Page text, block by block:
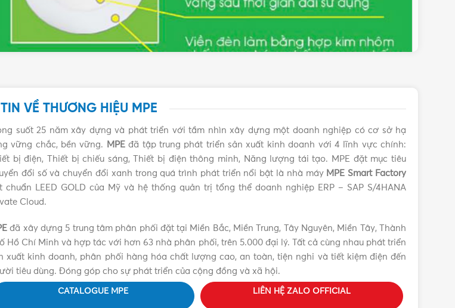
VỀ THƯƠNG HIỆU MPE
suốt 25 năm xây dựng và phát triển với tầm nhìn xây dựng một doanh nghiệp có cơ sở hạ
vững chắc, bền vững.
MPEđã tập trung phát triển sản xuất kinh doanh với 4 lĩnh vực chính:
bị điện, Thiết bị chiếu sáng, Thiết bị điện thông minh, Năng lượng tái tạo. MPE đặt mục tiêu
đổi số và chuyển đổi xanh trong quá trình phát triển nổi bật là nhà máy MPE Smart Factory
chuẩn LEED GOLD của Mỹ và hệ thống quản trị tổng thể doanh nghiệp ERP – SAP S/4HANA
Cloud.
đã xây dựng 5 trung tâm phân phối đặt tại Miền Bắc, Miền Trung, Tây Nguyên, Miền Tây, Thành
Hồ Chí Minh và hợp tác với hơn 63 nhà phân phối, trên 5.000 đại lý. Tất cả cùng nhau phát triển
xuất kinh doanh, phân phối hàng hóa chất lượng cao, an toàn, tiện nghi và tiết kiệm điện đến
tiêu dùng. Đóng góp cho sự phát triển của cộng đồng và xã hội.
CATALOGUE MPE LIÊN HỆ ZALO OFFICIAL